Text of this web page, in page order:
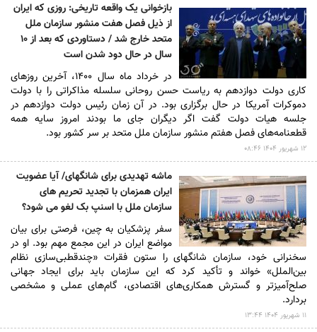
بازخوانی یک واقعه تاریخی: روزی که ایران
از ذیل فصل هفت منشور سازمان ملل
متحد خارج شد / دستاوردی که بعد از ۱۰
سال در حال دود شدن است
در خرداد ماه سال ۱۴۰۰، آخرین روزهای
کاری دولت دوازدهم به ریاست حسن روحانی سلسله مذاکراتی را با دولت
دموکرات آمریکا در حال برگزاری بود. در آن زمان رئیس دولت دوازدهم در
جلسه هیات دولت گفت ‎اگر دیگران جای ما بودند امروز سایه همه
قطعنامه‌های فصل هفتم منشور سازمان ملل متحد بر سر کشور بود.
۱۲ شهريور ۱۴۰۴ ۰۸:۴۶
ماشه تهدیدی برای شانگهای/ آیا عضویت
ایران همزمان با تجدید تحریم های
سازمان ملل با اسنپ بک لغو می شود؟
سفر پزشکیان به چین، فرصتی برای بیان
مواضع ایران در این مجمع مهم بود. او در
سخنرانی خود، سازمان شانگهای را ستون فقرات «چندقطبی‌سازی نظام
بین‌الملل» خواند و تأکید کرد که این سازمان باید برای ایجاد جهانی
صلح‌آمیزتر و گسترش همکاری‌های اقتصادی، گام‌های عملی و مشخصی
بردارد.
۱۱ شهريور ۱۴۰۴ ۱۳:۴۴